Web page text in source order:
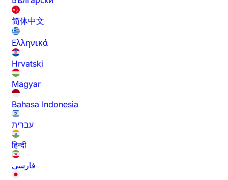
简体中文
Ελληνικά
Hrvatski
Magyar
Bahasa Indonesia
עברית
हिन्दी
فارسی